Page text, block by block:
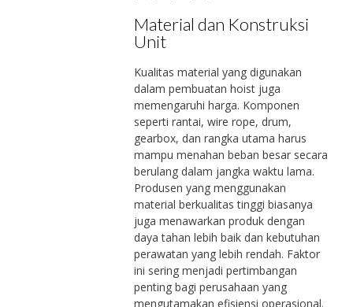
Material dan Konstruksi
Unit
Kualitas material yang digunakan
dalam pembuatan hoist juga
memengaruhi harga. Komponen
seperti rantai, wire rope, drum,
gearbox, dan rangka utama harus
mampu menahan beban besar secara
berulang dalam jangka waktu lama.
Produsen yang menggunakan
material berkualitas tinggi biasanya
juga menawarkan produk dengan
daya tahan lebih baik dan kebutuhan
perawatan yang lebih rendah. Faktor
ini sering menjadi pertimbangan
penting bagi perusahaan yang
mengutamakan efisiensi operasional.